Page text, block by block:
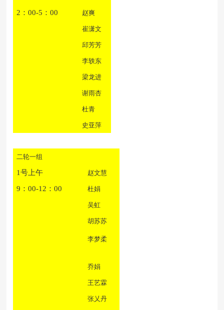
2：00-5：00 赵爽
崔潇文
邱芳芳
李轶东
梁龙进
谢雨杏
杜青
史亚萍
二轮一组
1号上午 赵文慧
9：00-12：00 杜娟
吴虹
胡苏苏
李梦柔
乔娟
王艺霖
张乂丹